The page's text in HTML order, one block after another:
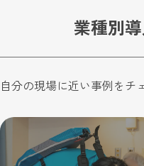
業種別
自分の現場に近い事例をチ